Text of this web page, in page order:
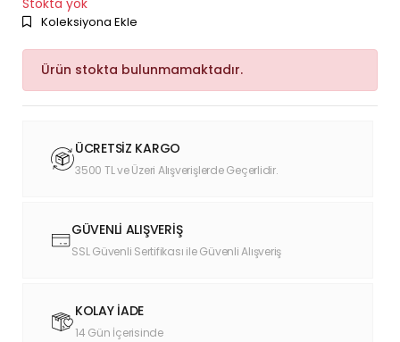
Stokta yok
Koleksiyona Ekle
Ürün stokta bulunmamaktadır.
ÜCRETSİZ KARGO
3500 TL ve Üzeri Alışverişlerde Geçerlidir.
GÜVENLİ ALIŞVERİŞ
SSL Güvenli Sertifikası ile Güvenli Alışveriş
KOLAY İADE
14 Gün İçerisinde